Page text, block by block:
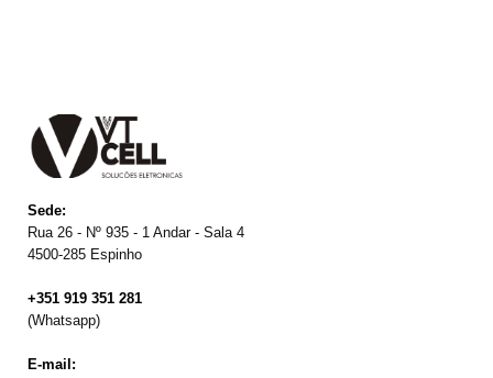
Sede:
Rua 26 - Nº 935 - 1 Andar - Sala 4
4500-285 Espinho
+351 919 351 281
(Whatsapp)
E-mail: